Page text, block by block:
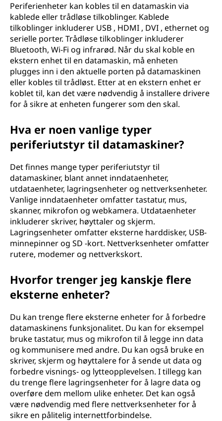
m
Periferienheter kan kobles til en datamaskin via
kablede eller trådløse tilkoblinger. Kablede
tilkoblinger inkluderer USB , HDMI , DVI , ethernet og
serielle porter. Trådløse tilkoblinger inkluderer
Bluetooth, Wi-Fi og infrarød. Når du skal koble en
ekstern enhet til en datamaskin, må enheten
plugges inn i den aktuelle porten på datamaskinen
eller kobles til trådløst. Etter at en ekstern enhet er
koblet til, kan det være nødvendig å installere drivere
for å sikre at enheten fungerer som den skal.
Hva er noen vanlige typer
periferiutstyr til datamaskiner?
Det finnes mange typer periferiutstyr til
datamaskiner, blant annet inndataenheter,
utdataenheter, lagringsenheter og nettverksenheter.
Vanlige inndataenheter omfatter tastatur, mus,
skanner, mikrofon og webkamera. Utdataenheter
inkluderer skriver, høyttaler og skjerm.
Lagringsenheter omfatter eksterne harddisker, USB-
minnepinner og SD -kort. Nettverksenheter omfatter
rutere, modemer og nettverkskort.
Hvorfor trenger jeg kanskje flere
eksterne enheter?
Du kan trenge flere eksterne enheter for å forbedre
datamaskinens funksjonalitet. Du kan for eksempel
bruke tastatur, mus og mikrofon til å legge inn data
og kommunisere med andre. Du kan også bruke en
skriver, skjerm og høyttalere for å sende ut data og
forbedre visnings- og lytteopplevelsen. I tillegg kan
du trenge flere lagringsenheter for å lagre data og
overføre dem mellom ulike enheter. Det kan også
være nødvendig med flere nettverksenheter for å
sikre en pålitelig internettforbindelse.